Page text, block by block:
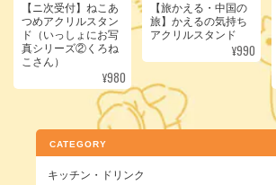
【ニ次受付】ねこあ
つめアクリルスタン
ド（いっしょにお写
真シリーズ②くろね
こさん）
¥980
【旅かえる・中国の
旅】かえるの気持ち
アクリルスタンド
¥990
CATEGORY
キッチン・ドリンク